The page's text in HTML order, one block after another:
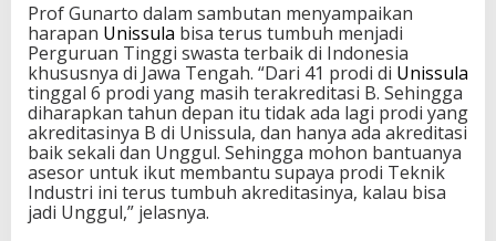
Prof Gunarto dalam sambutan menyampaikan
harapan Unissula bisa terus tumbuh menjadi
Perguruan Tinggi swasta terbaik di Indonesia
khususnya di Jawa Tengah. “Dari 41 prodi di Unissula
tinggal 6 prodi yang masih terakreditasi B. Sehingga
diharapkan tahun depan itu tidak ada lagi prodi yang
akreditasinya B di Unissula, dan hanya ada akreditasi
baik sekali dan Unggul. Sehingga mohon bantuanya
asesor untuk ikut membantu supaya prodi Teknik
Industri ini terus tumbuh akreditasinya, kalau bisa
jadi Unggul,” jelasnya.